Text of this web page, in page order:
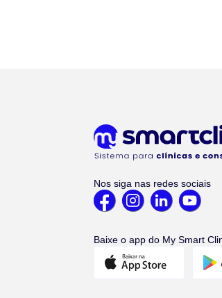
Nos siga nas redes sociais
Baixe o app do My Smart